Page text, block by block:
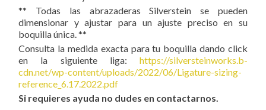
** Todas las abrazaderas Silverstein se pueden
dimensionar y ajustar para un ajuste preciso en su
boquilla única. **
Consulta la medida exacta para tu boquilla dando click
en la siguiente liga: https://silversteinworks.b-
cdn.net/wp-content/uploads/2022/06/Ligature-sizing-
reference_6.17.2022.pdf
Si requieres ayuda no dudes en contactarnos.